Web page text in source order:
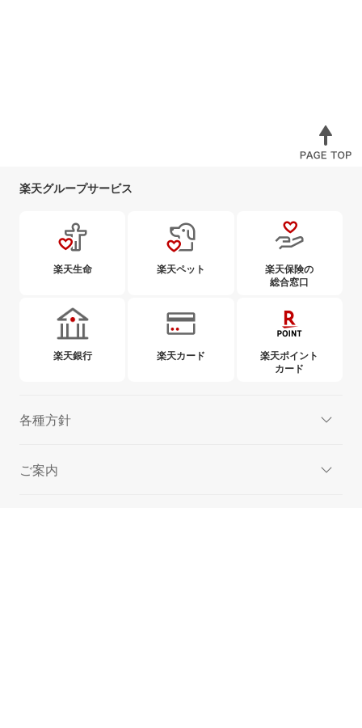
楽天グループサービス
楽天生命 楽天ペット
楽天保険の
総合窓口
楽天銀行 楽天カード
楽天ポイント
カード
各種方針
ご案内